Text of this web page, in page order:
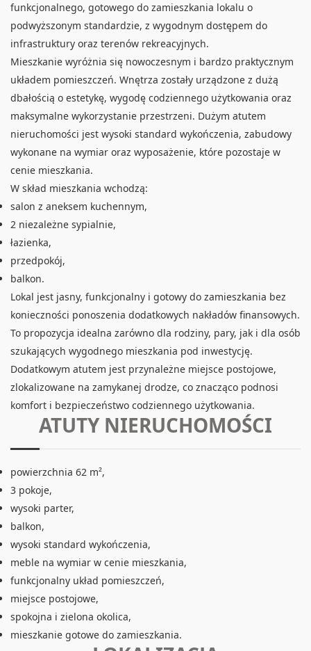
funkcjonalnego, gotowego do zamieszkania lokalu o
podwyższonym standardzie, z wygodnym dostępem do
infrastruktury oraz terenów rekreacyjnych.
Mieszkanie wyróżnia się nowoczesnym i bardzo praktycznym
układem pomieszczeń. Wnętrza zostały urządzone z dużą
dbałością o estetykę, wygodę codziennego użytkowania oraz
maksymalne wykorzystanie przestrzeni. Dużym atutem
nieruchomości jest wysoki standard wykończenia, zabudowy
wykonane na wymiar oraz wyposażenie, które pozostaje w
cenie mieszkania.
W skład mieszkania wchodzą:
salon z aneksem kuchennym,
2 niezależne sypialnie,
łazienka,
przedpokój,
balkon.
Lokal jest jasny, funkcjonalny i gotowy do zamieszkania bez
konieczności ponoszenia dodatkowych nakładów finansowych.
To propozycja idealna zarówno dla rodziny, pary, jak i dla osób
szukających wygodnego mieszkania pod inwestycję.
Dodatkowym atutem jest przynależne miejsce postojowe,
zlokalizowane na zamykanej drodze, co znacząco podnosi
komfort i bezpieczeństwo codziennego użytkowania.
ATUTY NIERUCHOMOŚCI
powierzchnia 62 m²,
3 pokoje,
wysoki parter,
balkon,
wysoki standard wykończenia,
meble na wymiar w cenie mieszkania,
funkcjonalny układ pomieszczeń,
miejsce postojowe,
spokojna i zielona okolica,
mieszkanie gotowe do zamieszkania.